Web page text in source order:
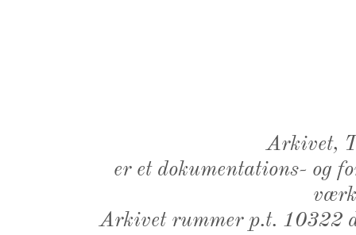
Arkivet,
er et dokumentations- og
Arkivet rummer p.t. 10322